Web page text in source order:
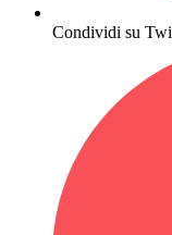
Condividi su